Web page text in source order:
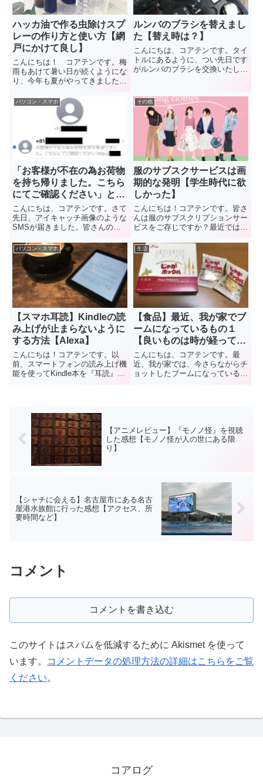
ハッカ油で作る虫除けスプ
レーの作り方と使い方【網
戸にかけて良し】
こんにちは！ コアテンです。梅
雨もあけて暑い日が続くようにな
り、今年も夏がやってきました
エが多くなってくるんですよ
ね…。そこで虫除けスプレーの出
番となるわけですが、肌が弱い場
合等の理由から、虫除けスプレー
を直接...
ルンバのブラシを替えまし
た【替え時は？】
こんにちは、コアテンです。タイ
トルにあるように、つい先日です
がルンバのブラシを交換いたしま
ったと思います。さて、今回はル
ンバのブラシの交換の時期につい
て、私の例を紹介したいと思い
パソコン・スマホ
「お客様が不在の為お荷物
を持ち帰りました。こちら
にてご確認ください」とい
うSMSに注意【注意喚起】
こんにちは、コアテンです。さて
先日、アイキャッチ画像のような
SMSが届きました。皆さんのと
こちらについて調べてみたので、
今回はそれを紹介したいと思いま
す。『お客様が不在の為お荷物を
持ち帰りました…』という
SMS...
その他
服のサブスクサービスは画
期的な発明【学生時代に欲
しかった】
こんにちは！コアテンです。皆さ
んは服のサブスクリプションサー
ビスをご存じですか？最近ではか
クロ 」や「メチャカリ」
「leeap（リープ）」など複数の
サービスに加入されている人もい
るかもしれません。私はこれを知
っ...
パソコン・スマホ
【スマホ耳読】Kindleの読
み上げが止まらないように
する方法【Alexa】
こんにちは！コアテンです。以
前、スマートフォンの読み上げ機
能を使ってKindle本を『耳読』す
げ】 」しかし、スマホの読み上
げ機能で『耳読』をし...
生活
【食品】最近、我が家でブ
ームになっているもの１
【良いものは時が経っても
良い】
こんにちは、コアテンです。最
近、我が家では、今さらながらチ
ョットしたブームになっている物
ム...
【アニメレビュー】『モノノ怪』を視聴
した感想【モノノ怪が人の世にある限
り】
【シャチに会える】名古屋市にある名古
屋港水族館に行った感想【アクセス、所
要時間など】
コメント
コメントを書き込む
このサイトはスパムを低減するために Akismet を使って
います。
コメントデータの処理方法の詳細はこちらをご覧
ください。
コアログ